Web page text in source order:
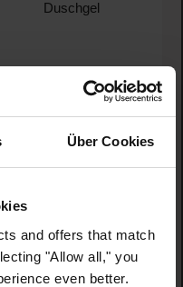
Über Cookies
and offers that match
"Allow all," you
even better.
Wert ein
Duschgel
9,95 €
Inkl. MwSt
Produkt Anzahl: Gib